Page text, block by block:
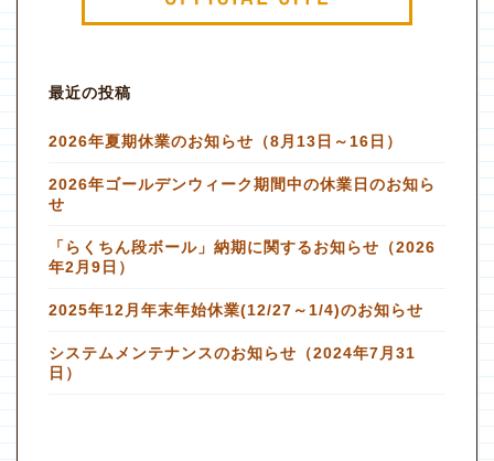
最近の投稿
2026年夏期休業のお知らせ（8月13日～16日）
2026年ゴールデンウィーク期間中の休業日のお知ら
せ
「らくちん段ボール」納期に関するお知らせ（2026
年2月9日）
2025年12月年末年始休業(12/27～1/4)のお知らせ
システムメンテナンスのお知らせ（2024年7月31
日）